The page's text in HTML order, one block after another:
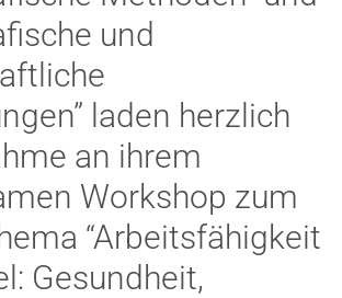
und
laden herzlich
an ihrem
Workshop zum
“Arbeitsfähigkeit
Gesundheit,